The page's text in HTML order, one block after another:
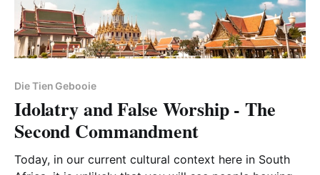
Die Tien Gebooie
Idolatry and False Worship - The
Second Commandment
Today, in our current cultural context here in South